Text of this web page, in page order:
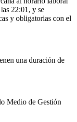
22:01, y se
y obligatorias con el
una duración de
Medio de Gestión